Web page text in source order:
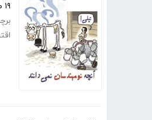
۱۹ صفحه